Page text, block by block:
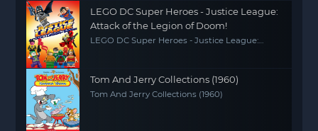
LEGO DC Super Heroes - Justice League:
Attack of the Legion of Doom!
LEGO DC Super Heroes - Justice League:
Tom And Jerry Collections (1960)
Tom And Jerry Collections (1960)